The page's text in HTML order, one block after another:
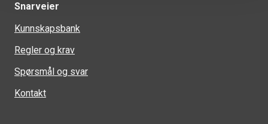
Snarveier
Kunnskapsbank
Regler og krav
Spørsmål og svar
Kontakt